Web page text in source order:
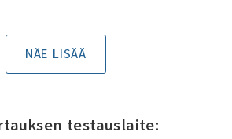
NÄE LISÄÄ
testauslaite: